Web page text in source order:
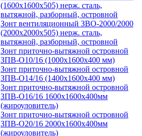
(1600х1600х505) нерж. сталь,
вытяжной, разборный, островной
Зонт вентиляционный ЗВО-2000/2000
(2000х2000х505) нерж. сталь,
вытяжной, разборный, островной
Зонт приточно-вытяжной островной
ЗПВ-О10/16 (1000х1600х400 мм)
Зонт приточно-вытяжной островной
ЗПВ-О14/16 (1400х1600х400 мм)
Зонт приточно-вытяжной островной
ЗПВ-О16/16 1600х1600х400мм
(жироуловитель)
Зонт приточно-вытяжной островной
ЗПВ-О20/16 2000х1600х400мм
(жироуловитель)